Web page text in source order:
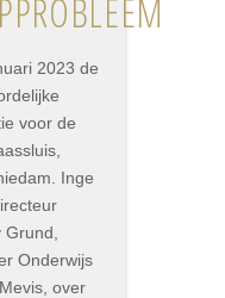
2023 de
voor de
Inge
Onderwijs
over